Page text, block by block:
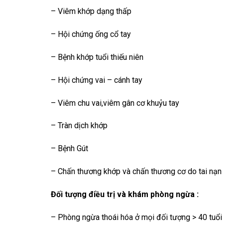
– Viêm khớp dạng thấp
– Hội chứng ống cổ tay
– Bệnh khớp tuổi thiếu niên
– Hội chứng vai – cánh tay
– Viêm chu vai,viêm gân cơ khuỷu tay
– Tràn dịch khớp
– Bệnh Gút
– Chấn thương khớp và chấn thương cơ do tai nạn
Đối tượng điều trị và khám phòng ngừa :
– Phòng ngừa thoái hóa ở mọi đối tượng > 40 tuổi